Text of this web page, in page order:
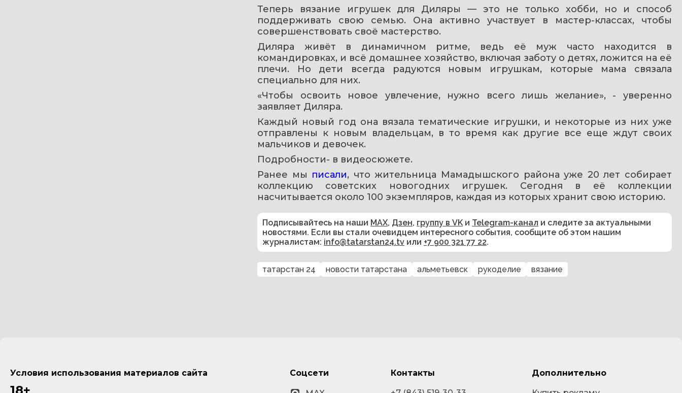
Теперь вязание игрушек для Диляры — это не только хобби, но и способ
поддерживать свою семью. Она активно участвует в мастер-классах, чтобы
совершенствовать своё мастерство.
Диляра живёт в динамичном ритме, ведь её муж часто находится в
командировках, и всё домашнее хозяйство, включая заботу о детях, ложится на её
плечи. Но дети всегда радуются новым игрушкам, которые мама связала
специально для них.
«Чтобы освоить новое увлечение, нужно всего лишь желание», - уверенно
заявляет Диляра.
Каждый новый год она вязала тематические игрушки, и некоторые из них уже
отправлены к новым владельцам, в то время как другие все еще ждут своих
мальчиков и девочек.
Подробности- в видеосюжете.
Ранее мы писали, что жительница Мамадышского района уже 20 лет собирает
коллекцию советских новогодних игрушек. Сегодня в её коллекции
насчитывается около 100 экземпляров, каждая из которых хранит свою историю.
Подписывайтесь на наши MAX, Дзен, группу в VK и Telegram-канал и следите за актуальными
новостями. Если вы стали очевидцем интересного события, сообщите об этом нашим
журналистам: info@tatarstan24.tv или +7 900 321 77 22.
татарстан 24 новости татарстана альметьевск рукоделие вязание
Условия использования материалов сайта Соцсети Контакты Дополнительно